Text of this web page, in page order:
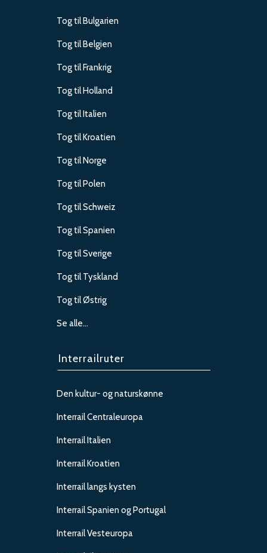
Tog til Bulgarien
Tog til Belgien
Tog til Frankrig
Tog til Holland
Tog til Italien
Tog til Kroatien
Tog til Norge
Tog til Polen
Tog til Schweiz
Tog til Spanien
Tog til Sverige
Tog til Tyskland
Tog til Østrig
Se alle…
Interrailruter
Den kultur- og naturskønne
Interrail Centraleuropa
Interrail Italien
Interrail Kroatien
Interrail langs kysten
Interrail Spanien og Portugal
Interrail Vesteuropa